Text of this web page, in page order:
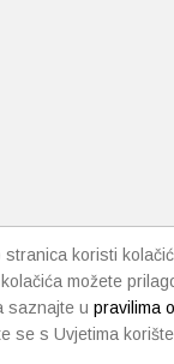
stranica koristi
možete
saznajte u pravilima
se s Uvjetima